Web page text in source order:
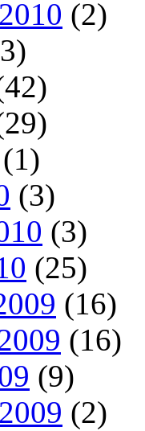
(2)
(1)
(3)
(3)
(25)
(16)
(16)
(9)
(2)